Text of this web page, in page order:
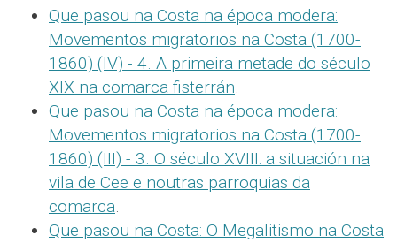
Que pasou na Costa na época modera:
Movementos migratorios na Costa (1700-
1860) (IV) - 4. A primeira metade do século
XIX na comarca fisterrán.
Que pasou na Costa na época modera:
Movementos migratorios na Costa (1700-
1860) (III) - 3. O século XVIII: a situación na
vila de Cee e noutras parroquias da
comarca.
Que pasou na Costa: O Megalitismo na Costa